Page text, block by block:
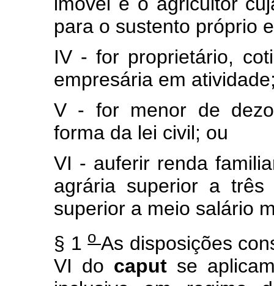
para o sustento próprio
IV - for proprietário,
empresária em
V - for menor de
forma da lei civil; ou
VI - auferir renda
agrária superior a três
superior a meio salário
§ 1o As disposições
VI do caput se